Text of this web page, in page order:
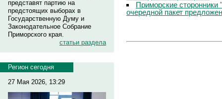
представят партию на
предстоящих выборах в
Государственную Думу и
Законодательное Собрание
Приморского края.
статьи раздела
Регион сегодня
27 Мая 2026, 13:29
Приморские
очередной пакет